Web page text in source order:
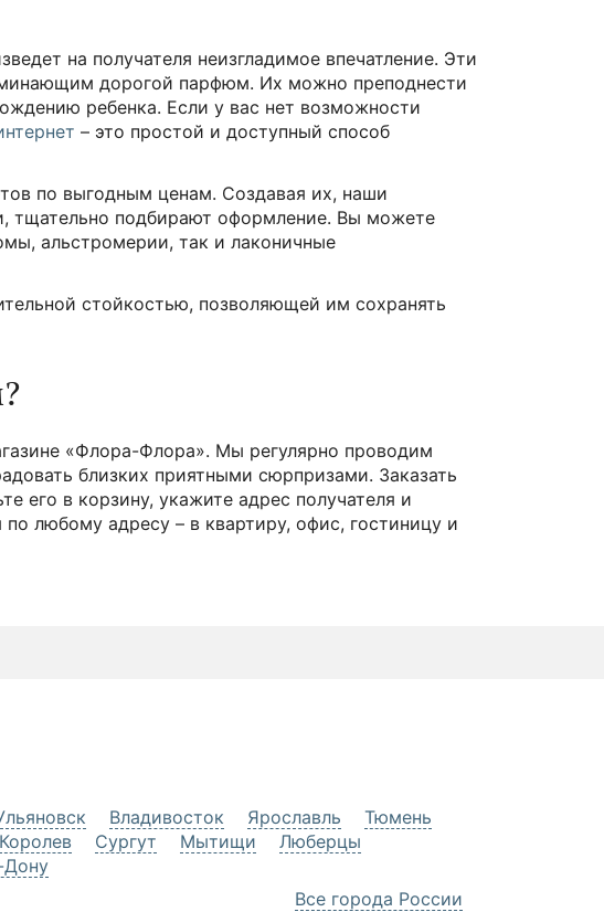
на получателя неизгладимое впечатление. Эти
дорогой парфюм. Их можно преподнести
ребенка. Если у вас нет возможности
– это простой и доступный способ
по выгодным ценам. Создавая их, наши
тщательно подбирают оформление. Вы можете
альстромерии, так и лаконичные
стойкостью, позволяющей им сохранять
«Флора-Флора». Мы регулярно проводим
близких приятными сюрпризами. Заказать
его в корзину, укажите адрес получателя и
любому адресу – в квартиру, офис, гостиницу и
Владивосток Ярославль
Тюмень
Королев Сургут Мытищи
Люберцы
Дону
Все города России